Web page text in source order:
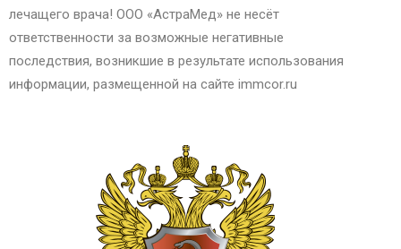
лечащего врача! ООО «АстраМед» не несёт
ответственности за возможные негативные
последствия, возникшие в результате использования
информации, размещенной на сайте immcor.ru